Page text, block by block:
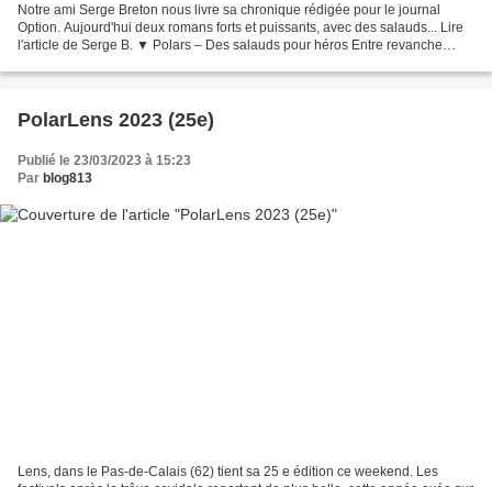
Notre ami Serge Breton nous livre sa chronique rédigée pour le journal
Option. Aujourd'hui deux romans forts et puissants, avec des salauds... Lire
l'article de Serge B. ▼ Polars – Des salauds pour héros Entre revanche
PolarLens 2023 (25e)
Publié le 23/03/2023 à 15:23
Par blog813
Lens, dans le Pas-de-Calais (62) tient sa 25 e édition ce weekend. Les